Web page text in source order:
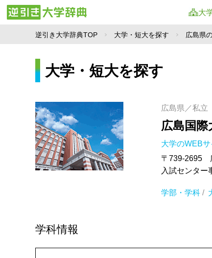
大
逆引き大学辞典TOP 大学・短大を探す 広島県
大学・短大を探す
広島県／私立
広島国際
大学のWEB
〒739-2695
入試センタ
学部・学科/
学科情報